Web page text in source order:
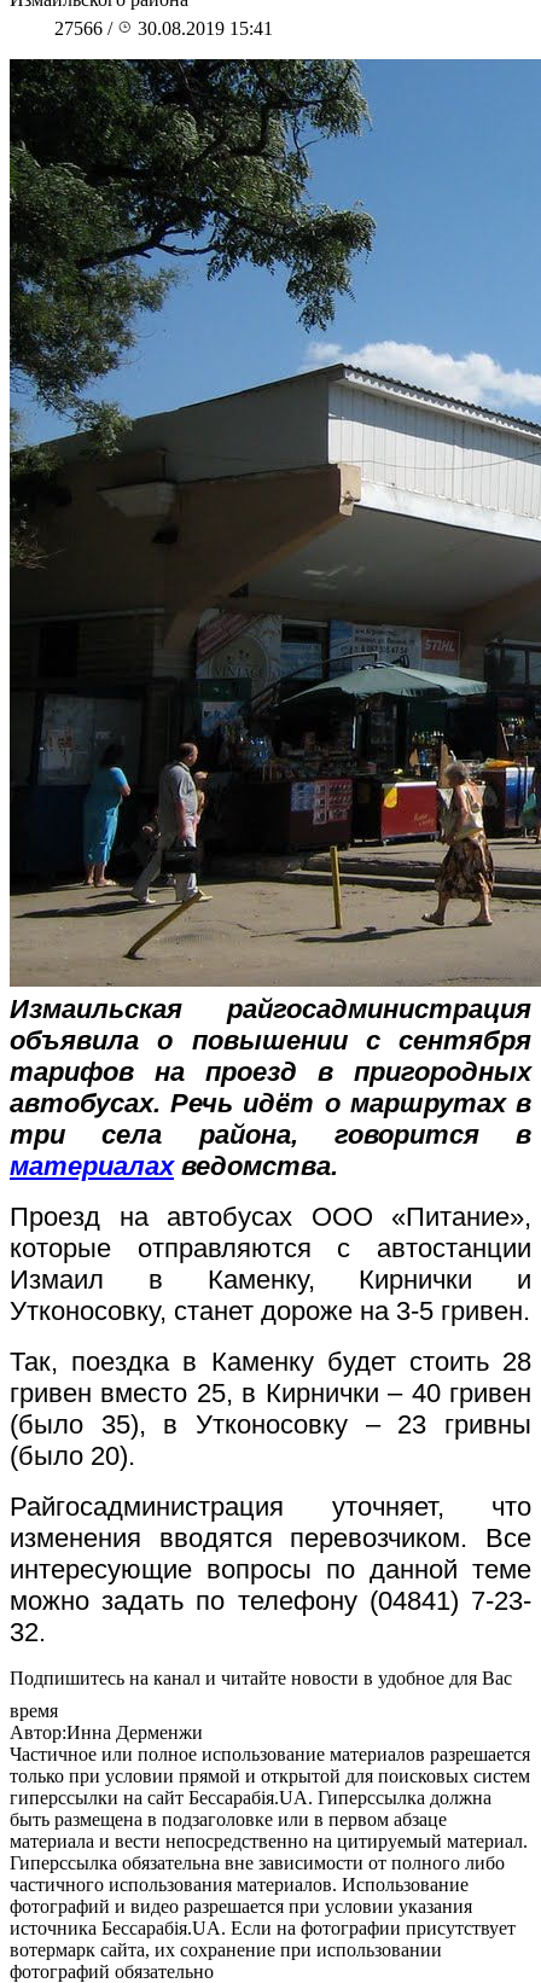
27566 / 30.08.2019 15:41
Измаильская райгосадминистрация
объявила о повышении с сентября
тарифов на проезд в пригородных
автобусах. Речь идёт о маршрутах в
три села района, говорится в
материалахведомства.
Проезд на автобусах ООО «Питание»,
которые отправляются с автостанции
Измаил в Каменку, Кирнички и
Утконосовку, станет дороже на 3-5 гривен.
Так, поездка в Каменку будет стоить 28
гривен вместо 25, в Кирнички – 40 гривен
(было 35), в Утконосовку – 23 гривны
(было 20).
Райгосадминистрация уточняет, что
изменения вводятся перевозчиком. Все
интересующие вопросы по данной теме
можно задать по телефону (04841) 7-23-
32.
Подпишитесь на канал и читайте новости в удобное для Вас
время
Автор:Инна Дерменжи
Частичное или полное использование материалов разрешается
только при условии прямой и открытой для поисковых систем
гиперссылки на сайт Бессарабія.UA. Гиперссылка должна
быть размещена в подзаголовке или в первом абзаце
материала и вести непосредственно на цитируемый материал.
Гиперссылка обязательна вне зависимости от полного либо
частичного использования материалов. Использование
фотографий и видео разрешается при условии указания
источника Бессарабія.UA. Если на фотографии присутствует
вотермарк сайта, их сохранение при использовании
фотографий обязательно